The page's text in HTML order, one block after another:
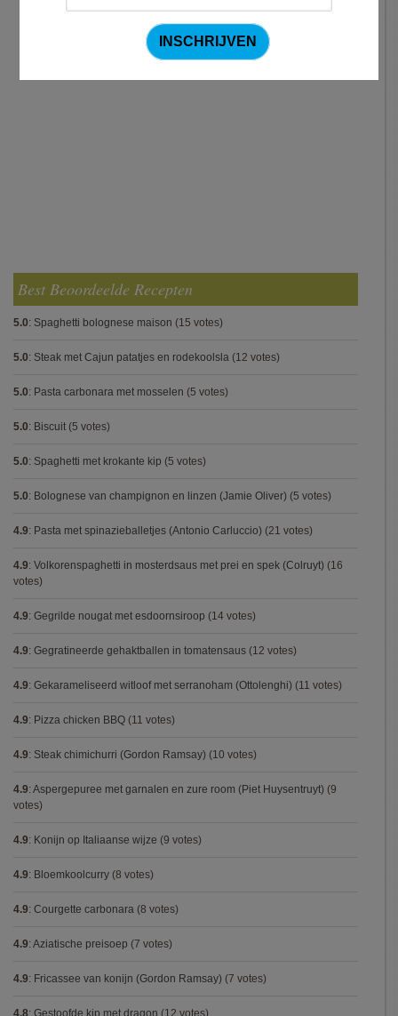
Best Beoordeelde Recepten
5.0: Spaghetti bolognese maison (15 votes)
5.0: Steak met Cajun patatjes en rodekoolsla (12 votes)
5.0: Pasta carbonara met mosselen (5 votes)
5.0: Biscuit (5 votes)
5.0: Spaghetti met krokante kip (5 votes)
5.0: Bolognese van champignon en linzen (Jamie Oliver) (5 votes)
4.9: Pasta met spinazieballetjes (Antonio Carluccio) (21 votes)
4.9: Volkorenspaghetti in mosterdsaus met prei en spek (Colruyt) (16
votes)
4.9: Gegrilde nougat met esdoornsiroop (14 votes)
4.9: Gegratineerde gehaktballen in tomatensaus (12 votes)
4.9: Gekarameliseerd witloof met serranoham (Ottolenghi) (11 votes)
4.9: Pizza chicken BBQ (11 votes)
4.9: Steak chimichurri (Gordon Ramsay) (10 votes)
4.9: Aspergepuree met garnalen en zure room (Piet Huysentruyt) (9
votes)
4.9: Konijn op Italiaanse wijze (9 votes)
4.9: Bloemkoolcurry (8 votes)
4.9: Courgette carbonara (8 votes)
4.9: Aziatische preisoep (7 votes)
4.9: Fricassee van konijn (Gordon Ramsay) (7 votes)
4.8: Gestoofde kip met dragon (12 votes)